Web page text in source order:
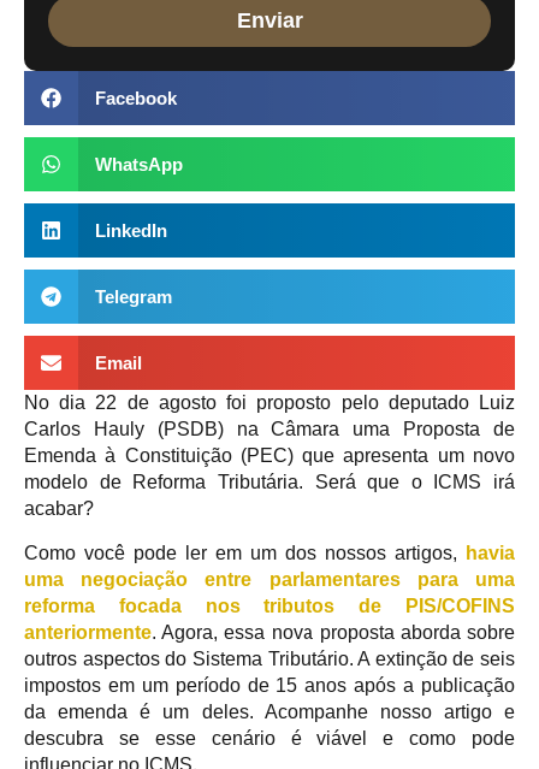
Facebook
WhatsApp
LinkedIn
Telegram
Email
No dia 22 de agosto foi proposto pelo deputado Luiz
Carlos Hauly (PSDB) na Câmara uma Proposta de
Emenda à Constituição (PEC) que apresenta um novo
modelo de Reforma Tributária. Será que o ICMS irá
acabar?
Como você pode ler em um dos nossos artigos,
havia
uma negociação entre parlamentares para uma
reforma focada nos tributos de PIS/COFINS
anteriormente. Agora, essa nova proposta aborda sobre
outros aspectos do Sistema Tributário. A extinção de seis
impostos em um período de 15 anos após a publicação
da emenda é um deles. Acompanhe nosso artigo e
descubra se esse cenário é viável e como pode
influenciar no ICMS.